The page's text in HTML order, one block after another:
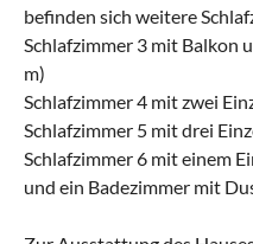
befinden sich weitere
Schlafzimmer 3 mit Balkon
m)
Schlafzimmer 4 mit zwei
Schlafzimmer 5 mit drei
Schlafzimmer 6 mit einem
und ein Badezimmer mit